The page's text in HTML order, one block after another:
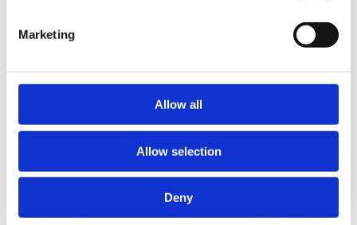
Marketing
Allow all
Allow selection
Deny